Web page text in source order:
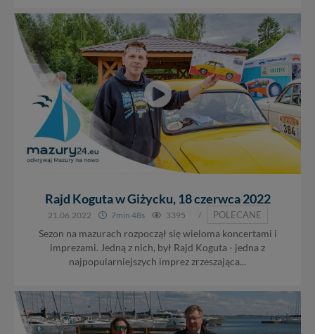
Rajd Koguta w Giżycku, 18 czerwca 2022
21.06.2022 7min 48s 3395 /
POLECANE
Sezon na mazurach rozpoczął się wieloma koncertami i
imprezami. Jedną z nich, był Rajd Koguta - jedna z
najpopularniejszych imprez zrzeszająca...